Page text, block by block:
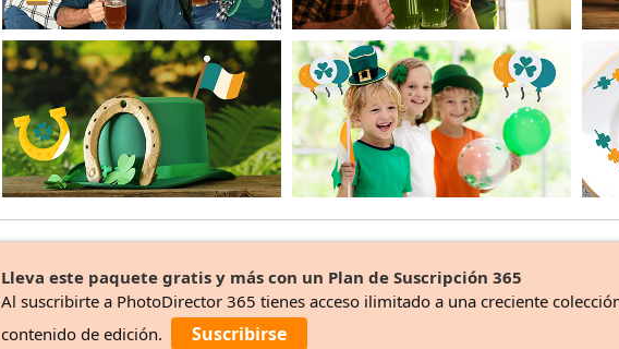
Lleva este paquete gratis y más con un Plan de Suscripción 365
Al suscribirte a PhotoDirector 365 tienes acceso ilimitado a una creciente
contenido de edición.
Suscribirse